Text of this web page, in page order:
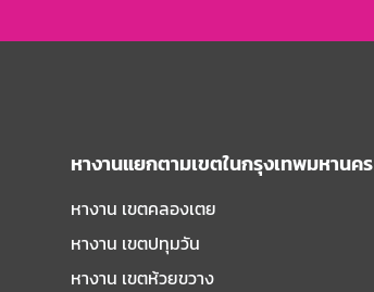
หางานแยกตามเขตในกรุงเทพมหานคร
หางาน เขตคลองเตย
หางาน เขตปทุมวัน
หางาน เขตห้วยขวาง